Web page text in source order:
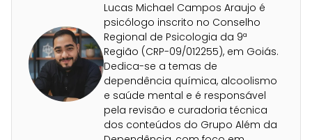
Lucas Michael Campos Araujo é
psicólogo inscrito no Conselho
Regional de Psicologia da 9ª
Região (CRP-09/012255), em Goiás.
Dedica-se a temas de
dependência química, alcoolismo
e saúde mental e é responsável
pela revisão e curadoria técnica
dos conteúdos do Grupo Além da